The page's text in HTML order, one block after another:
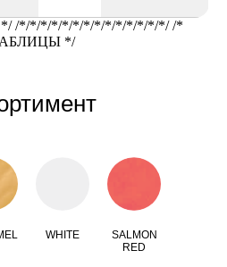
*/ /*/*/*/*/*/*/*/*/*/*/*/*/*/*/ /*
*/
WHITE
SALMON
RED